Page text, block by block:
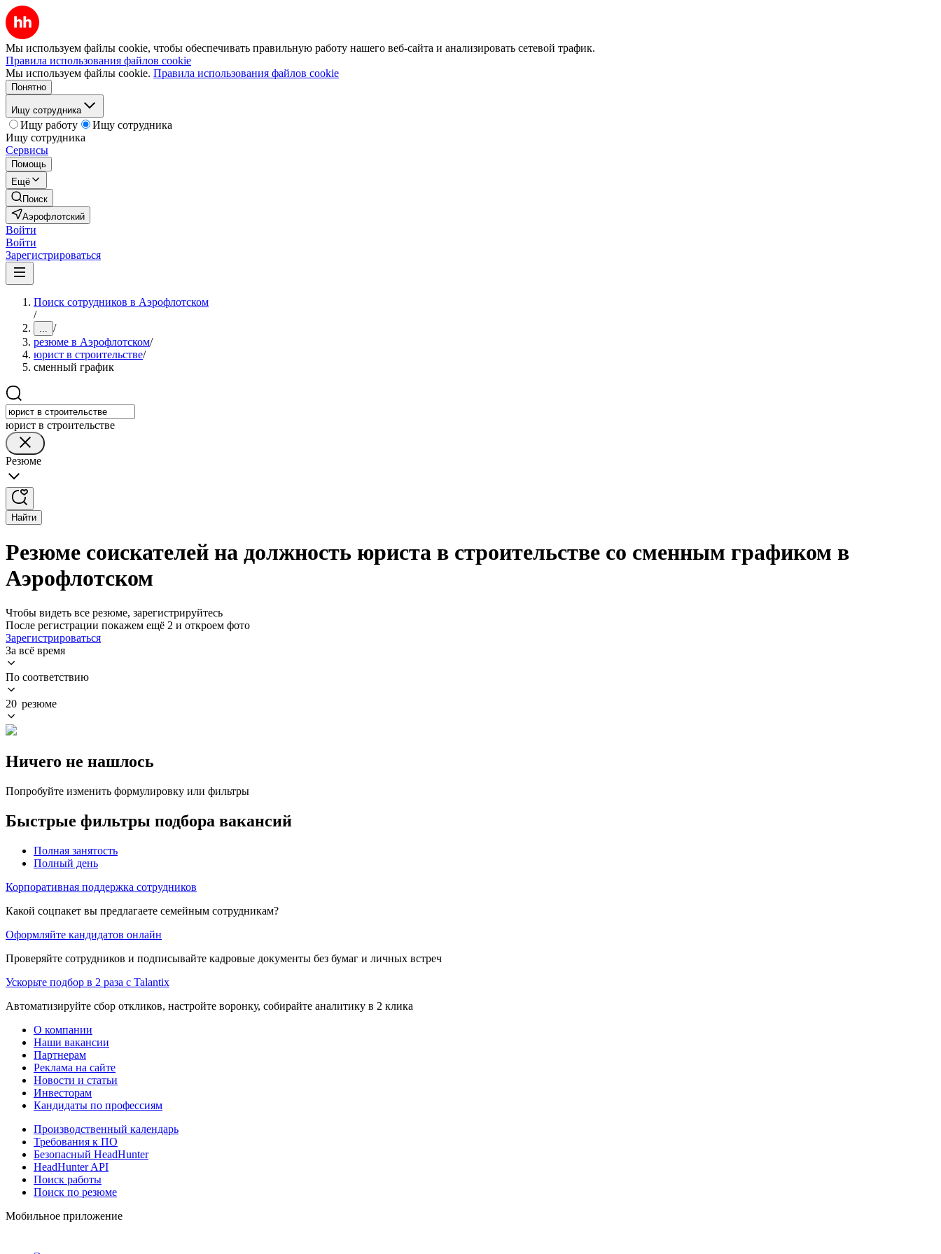
Мы используем файлы cookie, чтобы обеспечивать правильную работу нашего веб-сайта и анализировать сетевой трафик.
Правила использования файлов cookie
Мы используем файлы cookie. Правила использования файлов cookie
Понятно
Ищу сотрудника
Ищу работу
Ищу сотрудника
Ищу сотрудника
Сервисы
Помощь
Ещё
Поиск
Аэрофлотский
Войти
Войти
Зарегистрироваться
Поиск сотрудников в Аэрофлотском
/
... /
резюме в Аэрофлотском/
юрист в строительстве/
сменный график
юрист в строительстве
Резюме
Найти
Резюме соискателей на должность юриста в строительстве со сменным графиком в
Аэрофлотском
Чтобы видеть все резюме, зарегистрируйтесь
После регистрации покажем ещё 2 и откроем фото
Зарегистрироваться
За всё время
По соответствию
20 резюме
Ничего не нашлось
Попробуйте изменить формулировку или фильтры
Быстрые фильтры подбора вакансий
Полная занятость
Полный день
Корпоративная поддержка сотрудников
Какой соцпакет вы предлагаете семейным сотрудникам?
Оформляйте кандидатов онлайн
Проверяйте сотрудников и подписывайте кадровые документы без бумаг и личных встреч
Ускорьте подбор в 2 раза с Talantix
Автоматизируйте сбор откликов, настройте воронку, собирайте аналитику в 2 клика
О компании
Наши вакансии
Партнерам
Реклама на сайте
Новости и статьи
Инвесторам
Кандидаты по профессиям
Производственный календарь
Требования к ПО
Безопасный HeadHunter
HeadHunter API
Поиск работы
Поиск по резюме
Мобильное приложение